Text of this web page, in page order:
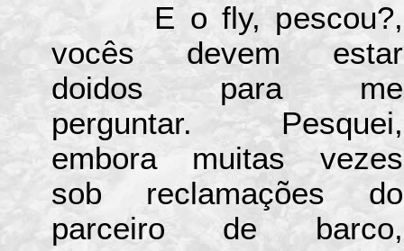
E o fly, pescou?,
vocês devem estar
doidos para me
perguntar. Pesquei,
embora muitas vezes
sob reclamações do
parceiro de barco,